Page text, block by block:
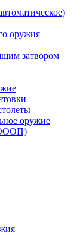
оружия
затвором
оружие